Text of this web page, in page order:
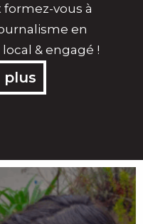
formez-vous à
en
& engagé !
plus